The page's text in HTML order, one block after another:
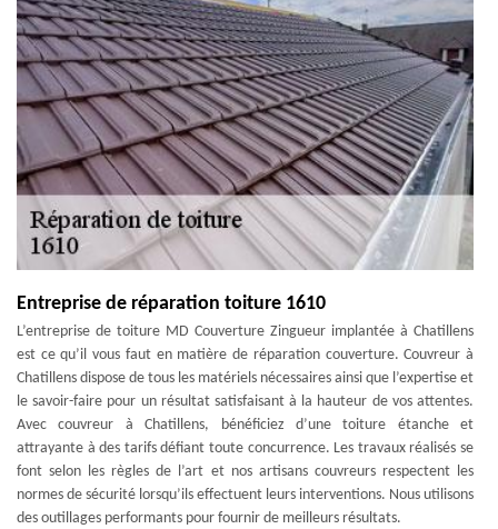
Entreprise de réparation toiture 1610
L’entreprise de toiture MD Couverture Zingueur implantée à Chatillens
est ce qu’il vous faut en matière de réparation couverture. Couvreur à
Chatillens dispose de tous les matériels nécessaires ainsi que l’expertise et
le savoir-faire pour un résultat satisfaisant à la hauteur de vos attentes.
Avec couvreur à Chatillens, bénéficiez d’une toiture étanche et
attrayante à des tarifs défiant toute concurrence. Les travaux réalisés se
font selon les règles de l’art et nos artisans couvreurs respectent les
normes de sécurité lorsqu’ils effectuent leurs interventions. Nous utilisons
des outillages performants pour fournir de meilleurs résultats.